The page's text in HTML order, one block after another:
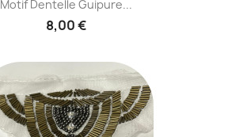
Motif Dentelle Guipure...
8,00 €